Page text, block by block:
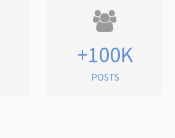
+100K
POSTS